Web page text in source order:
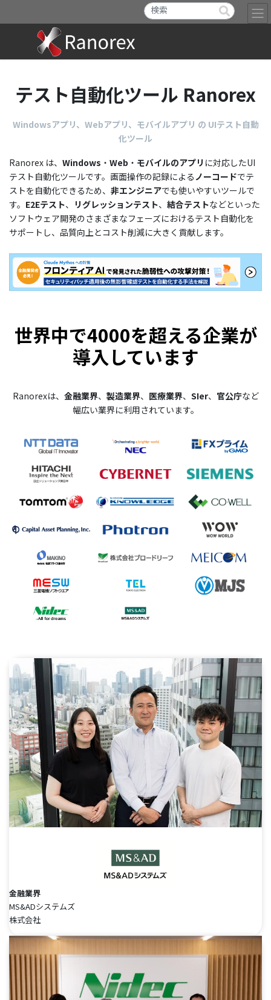
お問い合わせ
体験版ダウンロード
テスト自動化ツール Ranorex
Windowsアプリ、Webアプリ、モバイルアプリ の UIテスト自動
化ツール
Ranorex は、 Windows ・ Web ・ モバイルのアプリ に対応したUI
テスト自動化ツールです。画面操作の記録による ノーコードでテ
ストを自動化できるため、 非エンジニアでも使いやすいツールで
す。 E2Eテスト、 リグレッションテスト、 結合テストなどといった
ソフトウェア開発のさまざまなフェーズにおけるテスト自動化を
サポートし、品質向上とコスト削減に大きく貢献します。
世界中で4000を超える企業が
導入しています
Ranorexは、 金融業界、 製造業界、 医療業界、 SIer、 官公庁など
幅広い業界に利用されています。
金融業界
MS&ADシステムズ
株式会社